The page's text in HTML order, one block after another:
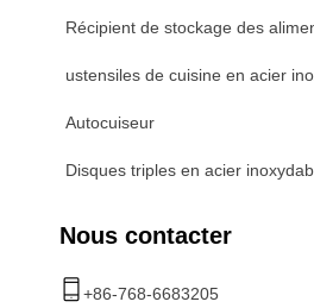
Récipient de stockage des
ustensiles de cuisine en acier
Autocuiseur
Disques triples en acier
Nous contacter
+86-768-6683205